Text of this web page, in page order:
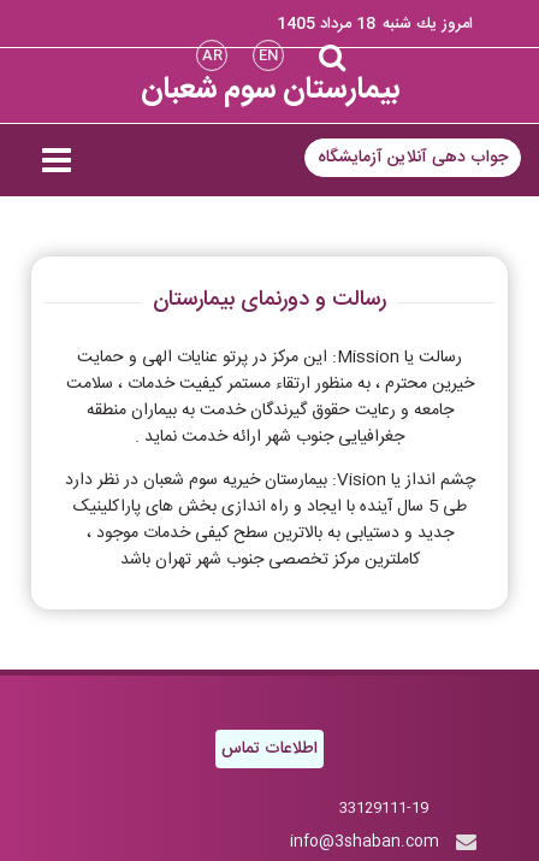
امروز يك شنبه 18 مرداد 1405
EN
AR
بیمارستان سوم شعبان
جواب دهی آنلاین آزمایشگاه
رسالت و دورنمای بیمارستان
رسالت یا Mission: این مرکز در پرتو عنایات الهی و حمایت
خیرین محترم ، به منظور ارتقاء مستمر کیفیت خدمات ، سلامت
جامعه و رعایت حقوق گیرندگان خدمت به بیماران منطقه
جغرافیایی جنوب شهر ارائه خدمت نماید .
چشم انداز یا Vision: بیمارستان خیریه سوم شعبان در نظر دارد
طی 5 سال آینده با ایجاد و راه اندازی بخش های پاراکلینیک
جدید و دستیابی به بالاترین سطح کیفی خدمات موجود ،
کاملترین مرکز تخصصی جنوب شهر تهران باشد
اطلاعات تماس
33129111-19
info@3shaban.com